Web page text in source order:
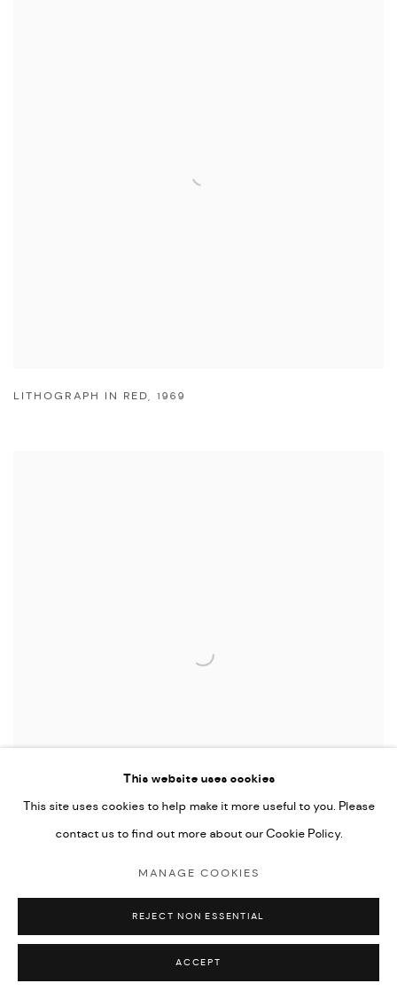
LITHOGRAPH IN RED, 1969
This website uses cookies
This site uses cookies to help make it more useful to you. Please
contact us to find out more about our Cookie Policy.
MANAGE COOKIES
REJECT NON ESSENTIAL
ACCEPT